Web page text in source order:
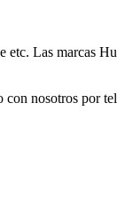
etc. Las
nosotros por